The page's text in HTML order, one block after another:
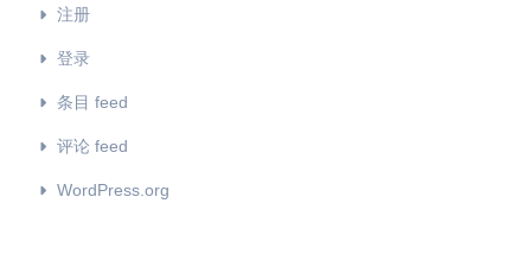
注册
登录
条目 feed
评论 feed
WordPress.org